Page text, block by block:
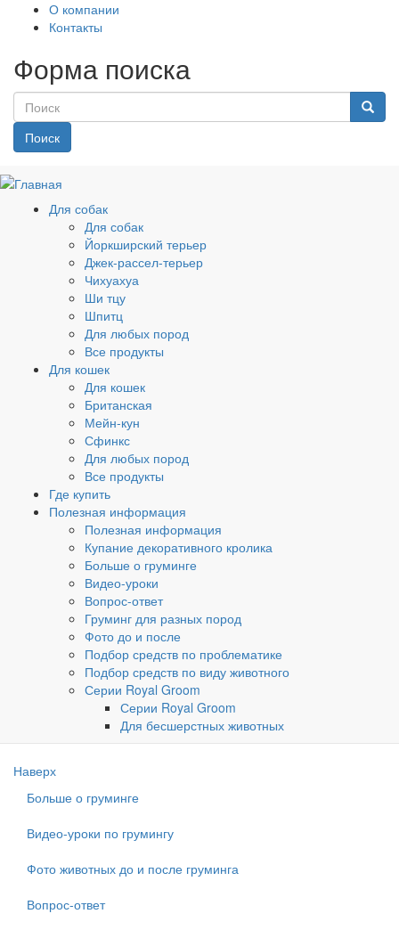
О компании
Контакты
Форма поиска
Поиск
Для собак
Для собак
Йоркширский терьер
Джек-рассел-терьер
Чихуахуа
Ши тцу
Шпитц
Для любых пород
Все продукты
Для кошек
Для кошек
Британская
Мейн-кун
Сфинкс
Для любых пород
Все продукты
Где купить
Полезная информация
Полезная информация
Купание декоративного кролика
Больше о груминге
Видео-уроки
Вопрос-ответ
Груминг для разных пород
Фото до и после
Подбор средств по проблематике
Подбор средств по виду животного
Серии Royal Groom
Серии Royal Groom
Для бесшерстных животных
Наверх
Больше о груминге
Видео-уроки по грумингу
Фото животных до и после груминга
Вопрос-ответ